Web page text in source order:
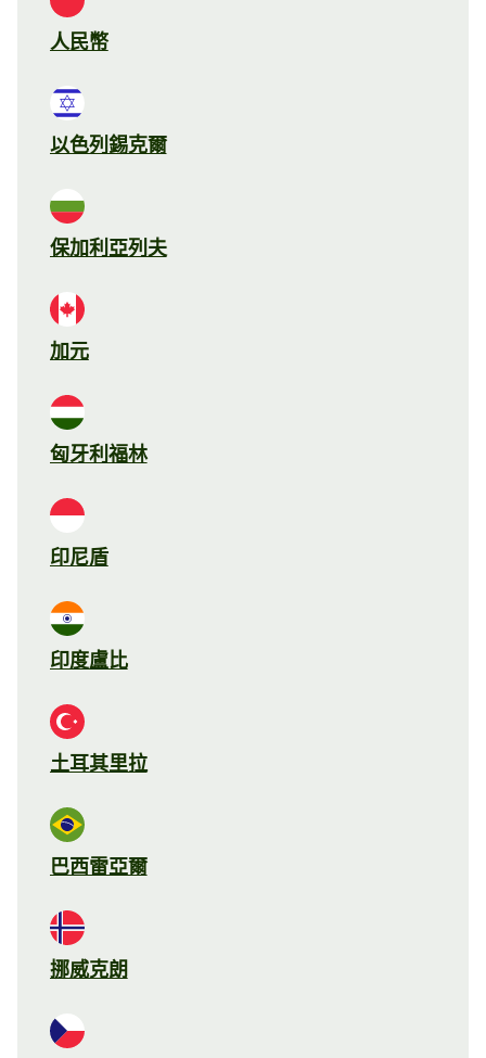
人民幣
以色列錫克爾
保加利亞列夫
加元
匈牙利福林
印尼盾
印度盧比
土耳其里拉
巴西雷亞爾
挪威克朗